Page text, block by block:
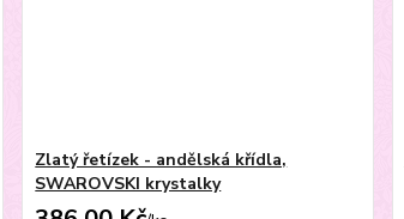
Zlatý řetízek - andělská křídla,
SWAROVSKI krystalky